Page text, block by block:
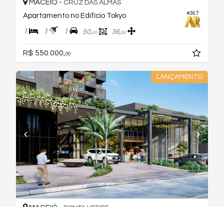
#367
MACEIÓ - CRUZ DAS ALMAS
Apartamento no Edifício Tokyo
1 1 1 50,00 36,00
R$ 550.000, 00
LANÇAMENTO